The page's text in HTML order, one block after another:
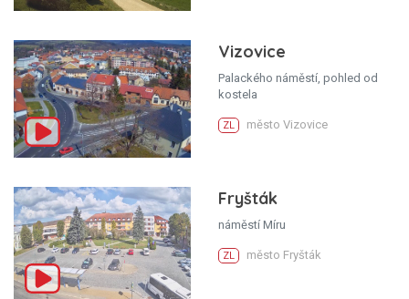
Vizovice
Palackého náměstí, pohled od
kostela
ZL město Vizovice
Fryšták
náměstí Míru
ZL město Fryšták